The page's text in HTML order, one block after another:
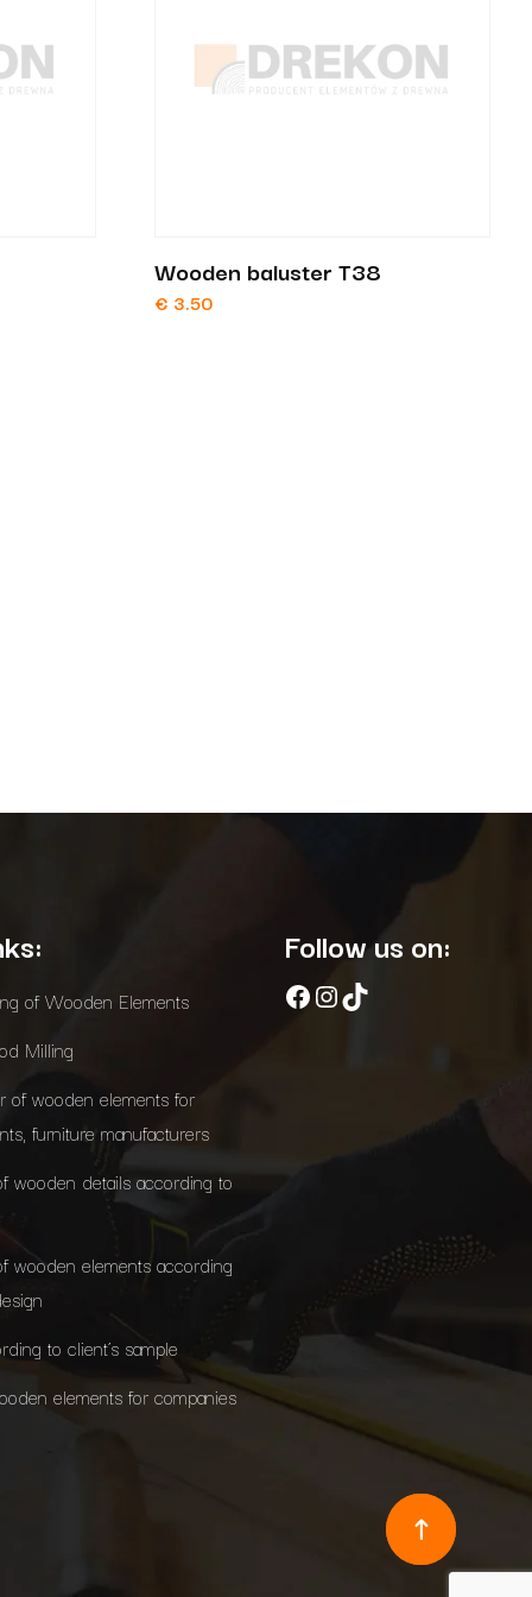
Wooden baluster T38
€ 3.50
of Wooden Elements
Milling
of wooden elements for
furniture manufacturers
wooden details according to
wooden elements according
to client’s sample
elements for companies
Follow us on:
Facebook
Instagram
TikTok